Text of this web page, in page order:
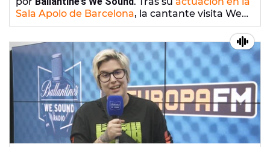
Sala Apolo de Barcelona, la cantante visita We
Sound para hablarnos de sus proyectos
👉Sealskin: "Lo más bonito es el feedback del